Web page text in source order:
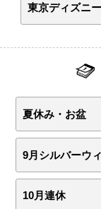
東京ディズニ
夏休み・お盆
9月シルバーウ
10月連休